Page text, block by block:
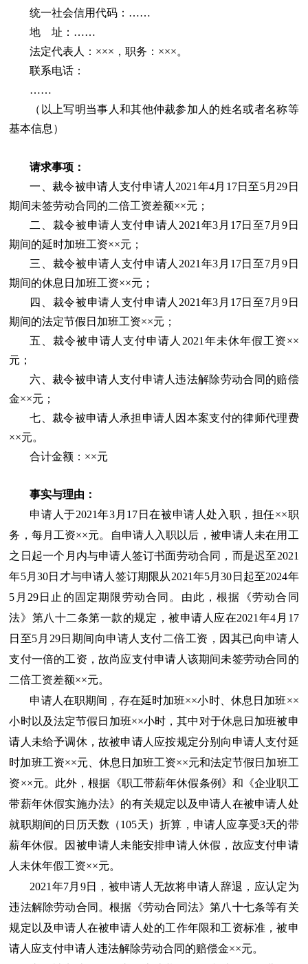
统一社会信用代码：……
地 址：……
法定代表人：×××，职务：×××。
联系电话：
……
（以上写明当事人和其他仲裁参加人的姓名或者名称等
基本信息）
请求事项：
一、裁令被申请人支付申请人2021年4月17日至5月29日
期间未签劳动合同的二倍工资差额××元；
二、裁令被申请人支付申请人2021年3月17日至7月9日
期间的延时加班工资××元；
三、裁令被申请人支付申请人2021年3月17日至7月9日
期间的休息日加班工资××元；
四、裁令被申请人支付申请人2021年3月17日至7月9日
期间的法定节假日加班工资××元；
五、裁令被申请人支付申请人2021年未休年假工资××
元；
六、裁令被申请人支付申请人违法解除劳动合同的赔偿
金××元；
七、裁令被申请人承担申请人因本案支付的律师代理费
××元。
合计金额：××元
事实与理由：
申请人于2021年3月17日在被申请人处入职，担任××职
务，每月工资××元。自申请人入职以后，被申请人未在用工
之日起一个月内与申请人签订书面劳动合同，而是迟至2021
年5月30日才与申请人签订期限从2021年5月30日起至2024年
5月29日止的固定期限劳动合同。由此，根据《劳动合同
法》第八十二条第一款的规定，被申请人应在2021年4月17
日至5月29日期间向申请人支付二倍工资，因其已向申请人
支付一倍的工资，故尚应支付申请人该期间未签劳动合同的
二倍工资差额××元。
申请人在职期间，存在延时加班××小时、休息日加班××
小时以及法定节假日加班××小时，其中对于休息日加班被申
请人未给予调休，故被申请人应按规定分别向申请人支付延
时加班工资××元、休息日加班工资××元和法定节假日加班工
资××元。此外，根据《职工带薪年休假条例》和《企业职工
带薪年休假实施办法》的有关规定以及申请人在被申请人处
就职期间的日历天数（105天）折算，申请人应享受3天的带
薪年休假。因被申请人未能安排申请人休假，故应支付申请
人未休年假工资××元。
2021年7月9日，被申请人无故将申请人辞退，应认定为
违法解除劳动合同。根据《劳动合同法》第八十七条等有关
规定以及申请人在被申请人处的工作年限和工资标准，被申
请人应支付申请人违法解除劳动合同的赔偿金××元。